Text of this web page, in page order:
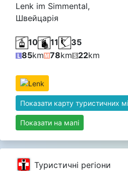
Lenk im Simmental,
Швейцарія
10 11
35
85km 78km 22km
Показати карту туристичних
Показати на мапі
Туристичні регіони